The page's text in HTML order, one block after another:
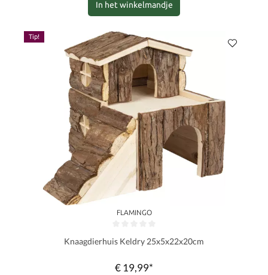
In het winkelmandje
Tip!
FLAMINGO
Knaagdierhuis Keldry 25x5x22x20cm
€ 19,99*